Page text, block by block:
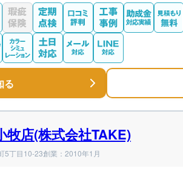
る
店(株式会社TAKE)
5丁目10-23創業：2010年1月